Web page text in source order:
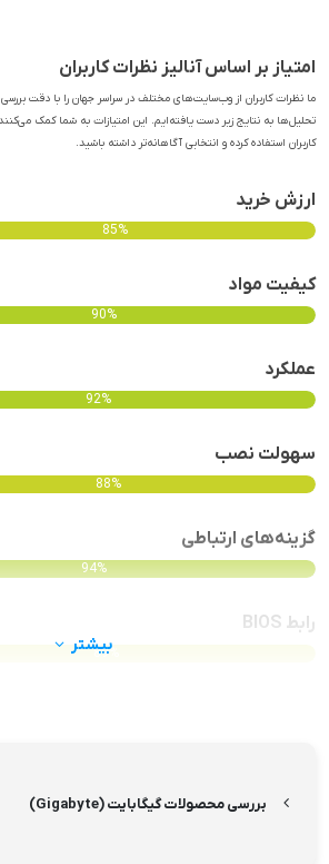
امتیاز بر اساس آنالیز نظرات کاربران
ما نظرات کاربران از وب‌سایت‌های مختلف در سراسر جهان را با دقت
تحلیل‌ها به نتایج زیر دست یافته‌ایم. این امتیازات به شما کمک
کاربران استفاده کرده و انتخابی آگاهانه‌تر داشته باشید.
ارزش خرید
85%
کیفیت مواد
90%
عملکرد
92%
سهولت نصب
88%
گزینه‌های ارتباطی
94%
رابط BIOS
89%
بیشتر
بررسی محصولات گیگابایت (Gigabyte)